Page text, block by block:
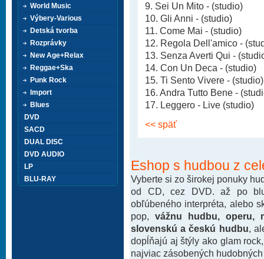
9. Sei Un Mito - (studio)
10. Gli Anni - (studio)
11. Come Mai - (studio)
12. Regola Dell'amico -
13. Senza Averti Qui -
14. Con Un Deca - (studio)
15. Ti Sento Vivere - (studio)
16. Andra Tutto Bene -
17. Leggero - Live (studio)
<< späť
Eshop s hudbou z
Vyberte si zo širokej ponuky
od CD, cez DVD. až po
obľúbeného interpréta, alebo
pop, vážnu hudbu, operu,
slovenskú a českú hudbu ,
dopĺňajú aj štýly ako glam
najviac zásobených
World Music
Výbery-Various
Detská tvorba
Rozprávky
New Age+Relax
Reggae+Ska
Punk Rock
Import
Blues
DVD
SACD
DUAL DISC
DVD AUDIO
LP
BLU-RAY